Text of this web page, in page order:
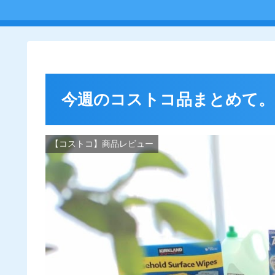
今週のコストコ品まとめて
【コストコ】商品レビュー